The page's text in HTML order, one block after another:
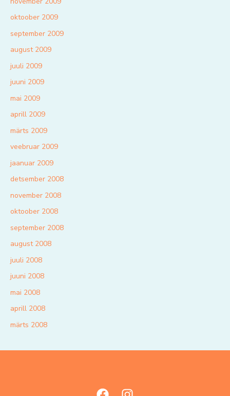
oktoober 2009
september 2009
august 2009
juuli 2009
juuni 2009
mai 2009
aprill 2009
märts 2009
veebruar 2009
jaanuar 2009
detsember 2008
november 2008
oktoober 2008
september 2008
august 2008
juuli 2008
juuni 2008
mai 2008
aprill 2008
märts 2008